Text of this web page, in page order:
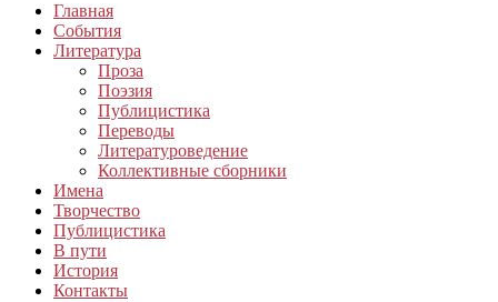
Главная
События
Литература
Проза
Поэзия
Публицистика
Переводы
Литературоведение
Коллективные сборники
Имена
Творчество
Публицистика
В пути
История
Контакты